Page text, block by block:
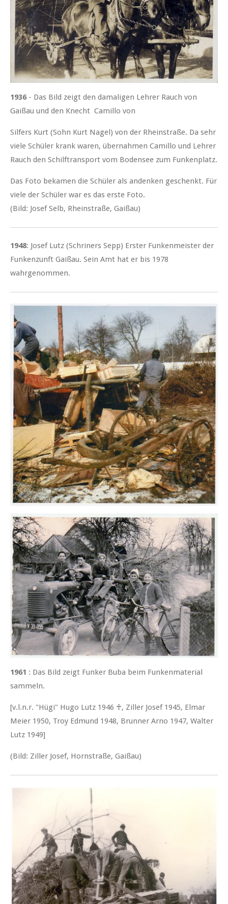
1936- Das Bild zeigt den damaligen Lehrer Rauch von
Gaißau und den Knecht Camillo von
Silfers Kurt (Sohn Kurt Nagel) von der Rheinstraße. Da sehr
viele Schüler krank waren, übernahmen Camillo und Lehrer
Rauch den Schilftransport vom Bodensee zum Funkenplatz.
Das Foto bekamen die Schüler als andenken geschenkt. Für
viele der Schüler war es das erste Foto.
(Bild: Josef Selb, Rheinstraße, Gaißau)
1948: Josef Lutz (Schriners Sepp) Erster Funkenmeister der
Funkenzunft Gaißau. Sein Amt hat er bis 1978
wahrgenommen.
1961 : Das Bild zeigt Funker Buba beim Funkenmaterial
sammeln.
[v.l.n.r. "Hügi" Hugo Lutz 1946 ♰, Ziller Josef 1945, Elmar
Meier 1950, Troy Edmund 1948, Brunner Arno 1947, Walter
Lutz 1949]
(Bild: Ziller Josef, Hornstraße, Gaißau)